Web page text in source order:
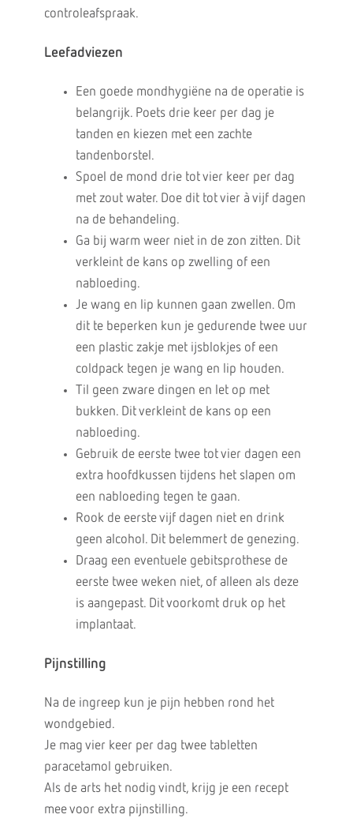
controleafspraak.
Leefadviezen
Een goede mondhygiëne na de operatie is
belangrijk. Poets drie keer per dag je
tanden en kiezen met een zachte
tandenborstel.
Spoel de mond drie tot vier keer per dag
met zout water. Doe dit tot vier à vijf dagen
na de behandeling.
Ga bij warm weer niet in de zon zitten. Dit
verkleint de kans op zwelling of een
nabloeding.
Je wang en lip kunnen gaan zwellen. Om
dit te beperken kun je gedurende twee uur
een plastic zakje met ijsblokjes of een
coldpack tegen je wang en lip houden.
Til geen zware dingen en let op met
bukken. Dit verkleint de kans op een
nabloeding.
Gebruik de eerste twee tot vier dagen een
extra hoofdkussen tijdens het slapen om
een nabloeding tegen te gaan.
Rook de eerste vijf dagen niet en drink
geen alcohol. Dit belemmert de genezing.
Draag een eventuele gebitsprothese de
eerste twee weken niet, of alleen als deze
is aangepast. Dit voorkomt druk op het
implantaat.
Pijnstilling
Na de ingreep kun je pijn hebben rond het
wondgebied.
Je mag vier keer per dag twee tabletten
paracetamol gebruiken.
Als de arts het nodig vindt, krijg je een recept
mee voor extra pijnstilling.